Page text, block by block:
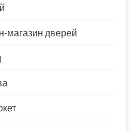
магазин дверей